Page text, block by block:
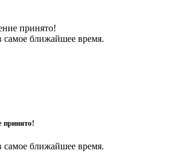
принято!
ближайшее время.
принято!
ближайшее время.